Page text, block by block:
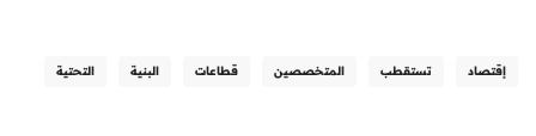
إقتصاد تستقطب المتخصصين قطاعات البنية التحتية